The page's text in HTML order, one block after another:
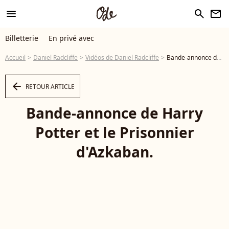
menu search newsletter
Billetterie En privé avec
Accueil Daniel Radcliffe Vidéos de Daniel Radcliffe Bande-annonce de Harry Potter et le Prisonnier d'Azkaban. - Vidéo
arrow_left RETOUR ARTICLE
Bande-annonce de Harry
Potter et le Prisonnier
d'Azkaban.